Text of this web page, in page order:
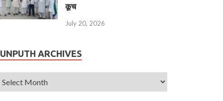
कूच
July 20, 2026
ARCHIVES